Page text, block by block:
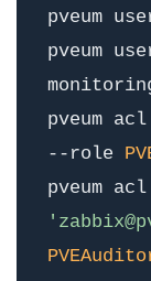
pveum
pveum
pveum
--role
pveum